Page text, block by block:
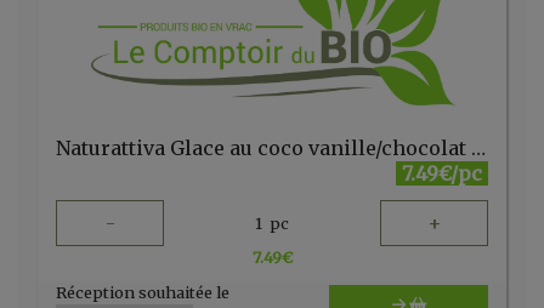
Naturattiva Glace au coco vanille/chocolat sans gluten bio 750ml
7.49€/pc
- 1 pc +
7.49€
Réception souhaitée le